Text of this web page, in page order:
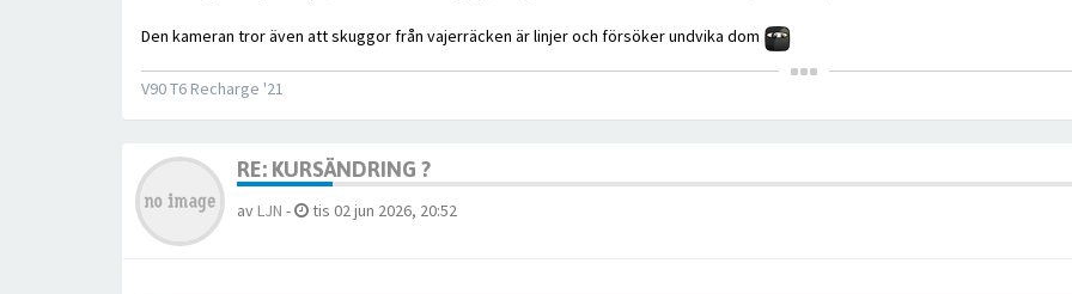
Den kameran tror även att skuggor från vajerräcken är linjer och försöker undvika dom
V90 T6 Recharge '21
RE: KURSÄNDRING ?
av LJN - tis 02 jun 2026, 20:52